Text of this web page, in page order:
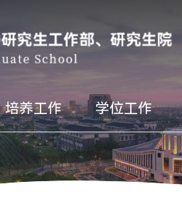
培养工作 学位工作